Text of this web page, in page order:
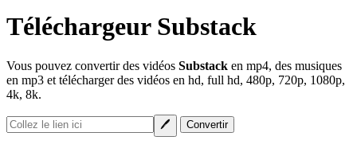
Téléchargeur Substack
Vous pouvez convertir des vidéos Substack en mp4, des musiques
en mp3 et télécharger des vidéos en hd, full hd, 480p, 720p, 1080p,
4k, 8k.